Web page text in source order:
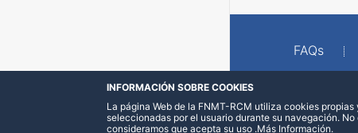
FAQs
INFORMACIÓN SOBRE COOKIES
La página Web de la FNMT-RCM utiliza cookies
seleccionadas por el usuario durante su navegación.
consideramos que acepta su uso .Más Información.